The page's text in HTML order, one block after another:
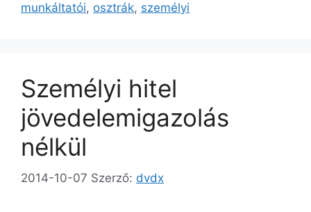
munkáltatói, osztrák, személyi
Személyi hitel
jövedelemigazolás
nélkül
2014-10-07 Szerző: dvdx